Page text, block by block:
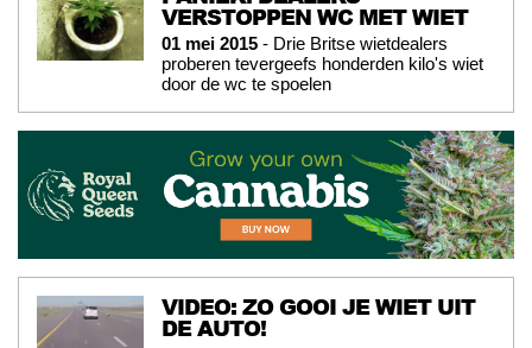
VERSTOPPEN WC MET WIET
01 mei 2015 - Drie Britse wietdealers
proberen tevergeefs honderden kilo's wiet
door de wc te spoelen
VIDEO: ZO GOOI JE WIET UIT
DE AUTO!